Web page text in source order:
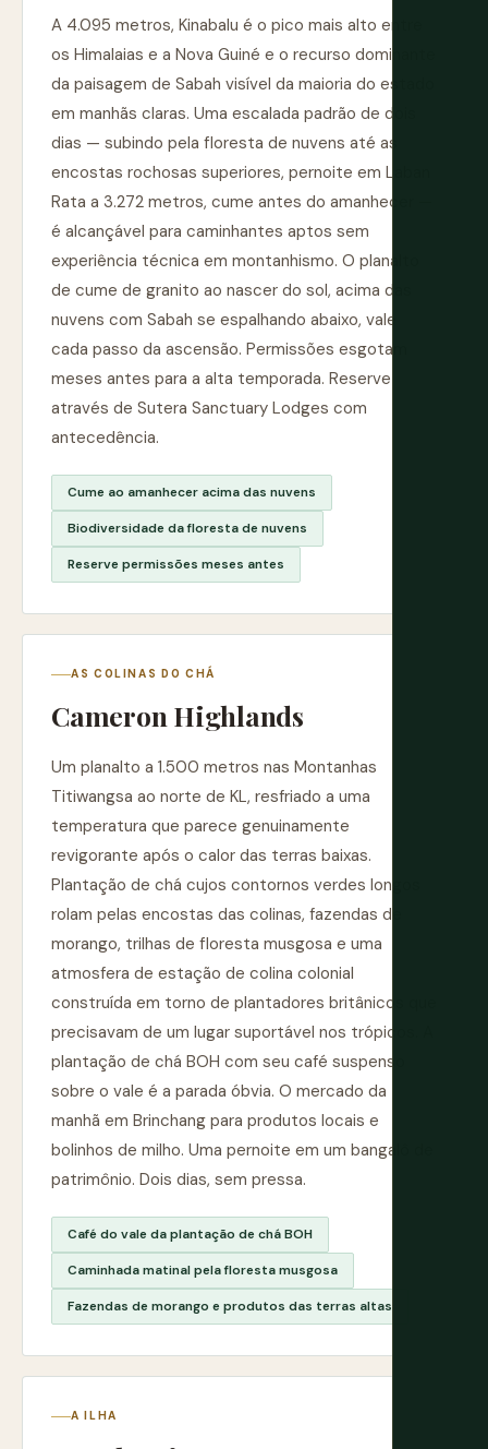
A 4.095 metros, Kinabalu é o pico mais alto entre
os Himalaias e a Nova Guiné e o recurso dominante
da paisagem de Sabah visível da maioria do estado
em manhãs claras. Uma escalada padrão de dois
dias — subindo pela floresta de nuvens até as
encostas rochosas superiores, pernoite em Laban
Rata a 3.272 metros, cume antes do amanhecer —
é alcançável para caminhantes aptos sem
experiência técnica em montanhismo. O planalto
de cume de granito ao nascer do sol, acima das
nuvens com Sabah se espalhando abaixo, vale
cada passo da ascensão. Permissões esgotam
meses antes para a alta temporada. Reserve
através de Sutera Sanctuary Lodges com
antecedência.
Cume ao amanhecer acima das nuvens
Biodiversidade da floresta de nuvens
Reserve permissões meses antes
AS COLINAS DO CHÁ
Cameron Highlands
Um planalto a 1.500 metros nas Montanhas
Titiwangsa ao norte de KL, resfriado a uma
temperatura que parece genuinamente
revigorante após o calor das terras baixas.
Plantação de chá cujos contornos verdes longos
rolam pelas encostas das colinas, fazendas de
morango, trilhas de floresta musgosa e uma
atmosfera de estação de colina colonial
construída em torno de plantadores britânicos que
precisavam de um lugar suportável nos trópicos. A
plantação de chá BOH com seu café suspenso
sobre o vale é a parada óbvia. O mercado da
manhã em Brinchang para produtos locais e
bolinhos de milho. Uma pernoite em um bangalô de
patrimônio. Dois dias, sem pressa.
Café do vale da plantação de chá BOH
Caminhada matinal pela floresta musgosa
Fazendas de morango e produtos das terras altas
A ILHA